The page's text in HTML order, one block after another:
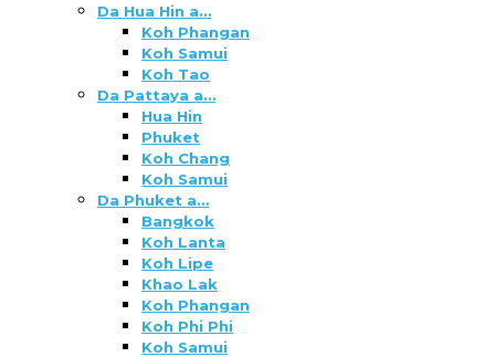
Da Hua Hin a…
Koh Phangan
Koh Samui
Koh Tao
Da Pattaya a…
Hua Hin
Phuket
Koh Chang
Koh Samui
Da Phuket a…
Bangkok
Koh Lanta
Koh Lipe
Khao Lak
Koh Phangan
Koh Phi Phi
Koh Samui